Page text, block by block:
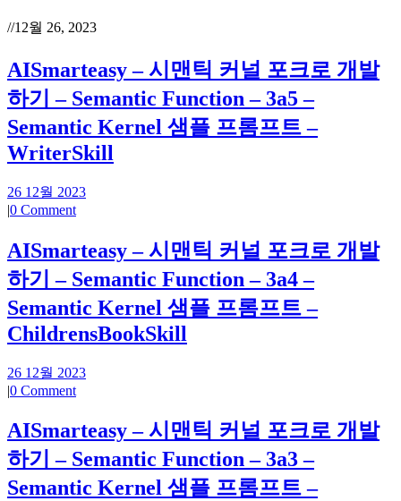
//12월 26, 2023
AISmarteasy – 시맨틱 커널 포크로 개발
하기 – Semantic Function – 3a5 –
Semantic Kernel 샘플 프롬프트 –
WriterSkill
26 12월 2023
|0 Comment
AISmarteasy – 시맨틱 커널 포크로 개발
하기 – Semantic Function – 3a4 –
Semantic Kernel 샘플 프롬프트 –
ChildrensBookSkill
26 12월 2023
|0 Comment
AISmarteasy – 시맨틱 커널 포크로 개발
하기 – Semantic Function – 3a3 –
Semantic Kernel 샘플 프롬프트 –